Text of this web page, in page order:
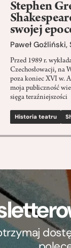
Stephen
swojej
Paweł Goźliński,
Przed 1989 r.
Czechosłowacji, na
poza koniec XVI w.
moja publiczność
sięga teraźniejszości
Historia teatru